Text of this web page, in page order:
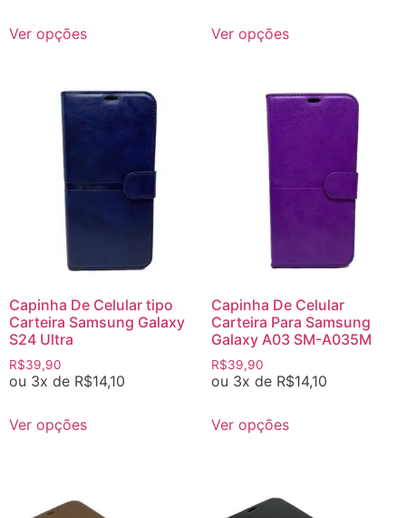
Ver opções Ver opções
Capinha De Celular tipo
Carteira Samsung Galaxy
S24 Ultra
R$39,90
ou 3x de R$14,10
Ver opções
Capinha De Celular
Carteira Para Samsung
Galaxy A03 SM-A035M
R$39,90
ou 3x de R$14,10
Ver opções